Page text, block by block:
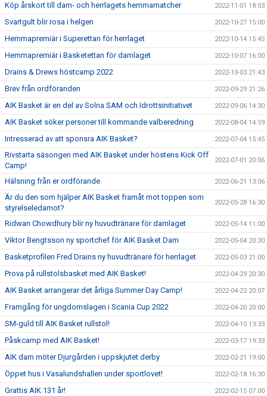
Köp årskort till dam- och herrlagets hemmamatcher 2022-11-01 18:03
Svartgult blir rosa i helgen 2022-10-27 15:00
Hemmapremiär i Superettan för herrlaget 2022-10-14 15:45
Hemmapremiär i Basketettan för damlaget 2022-10-07 16:00
Drains & Drews höstcamp 2022 2022-10-03 21:43
Brev från ordföranden 2022-09-29 21:26
AIK Basket är en del av Solna SAM och Idrottsinitiativet 2022-09-06 14:30
AIK Basket söker personer till kommande valberedning 2022-08-04 14:59
Intresserad av att sponsra AIK Basket? 2022-07-04 15:45
Rivstarta säsongen med AIK Basket under höstens Kick Off
Camp!
2022-07-01 20:06
Hälsning från er ordförande 2022-06-21 13:06
Är du den som hjälper AIK Basket framåt mot toppen som
styrelseledamot?
2022-05-28 16:30
Ridwan Chowdhury blir ny huvudtränare för damlaget 2022-05-14 11:00
Viktor Bengtsson ny sportchef för AIK Basket Dam 2022-05-04 20:30
Basketprofilen Fred Drains ny huvudtränare för herrlaget 2022-05-03 21:00
Prova på rullstolsbasket med AIK Basket! 2022-04-29 20:30
AIK Basket arrangerar det årliga Summer Day Camp! 2022-04-22 20:07
Framgång för ungdomslagen i Scania Cup 2022 2022-04-20 20:00
SM-guld till AIK Basket rullstol! 2022-04-10 13:33
Påskcamp med AIK Basket! 2022-03-17 19:33
AIK dam möter Djurgården i uppskjutet derby 2022-02-21 19:00
Öppet hus i Vasalundshallen under sportlovet! 2022-02-18 16:30
Grattis AIK 131 år! 2022-02-15 07:00